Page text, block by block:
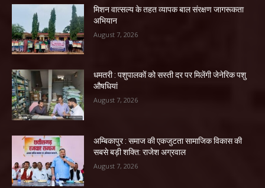
मिशन वात्सल्य के तहत व्यापक बाल संरक्षण जागरूकता
अभियान
August 7, 2026
धमतरी : पशुपालकों को सस्ती दर पर मिलेंगी जेनेरिक पशु
औषधियां
August 7, 2026
अम्बिकापुर : समाज की एकजुटता सामाजिक विकास की
सबसे बड़ी शक्ति: राजेश अग्रवाल
August 7, 2026